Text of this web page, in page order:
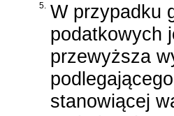
5. W przypadku
podatkowych
przewyższa
stanowiącej